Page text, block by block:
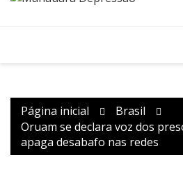
Página inicial
Brasil
Oruam se declara voz dos
apaga desabafo nas redes